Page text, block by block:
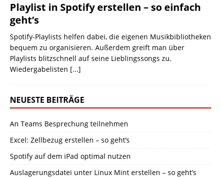
Playlist in Spotify erstellen – so einfach
geht’s
Spotify-Playlists helfen dabei, die eigenen Musikbibliotheken
bequem zu organisieren. Außerdem greift man über
Playlists blitzschnell auf seine Lieblingssongs zu.
Wiedergabelisten [...]
NEUESTE BEITRÄGE
An Teams Besprechung teilnehmen
Excel: Zellbezug erstellen – so geht’s
Spotify auf dem iPad optimal nutzen
Auslagerungsdatei unter Linux Mint erstellen – so geht’s